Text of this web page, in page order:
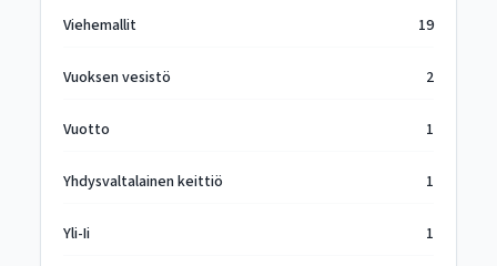
Viehemallit 19
Vuoksen vesistö 2
Vuotto 1
Yhdysvaltalainen keittiö 1
Yli-Ii 1